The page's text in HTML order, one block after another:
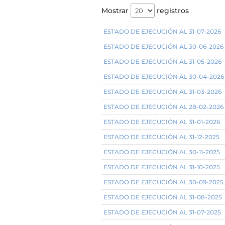
Mostrar registros
ESTADO DE EJECUCIÓN AL 31-07-2026
ESTADO DE EJECUCIÓN AL 30-06-2026
ESTADO DE EJECUCIÓN AL 31-05-2026
ESTADO DE EJECUCIÓN AL 30-04-2026
ESTADO DE EJECUCIÓN AL 31-03-2026
ESTADO DE EJECUCIÓN AL 28-02-2026
ESTADO DE EJECUCIÓN AL 31-01-2026
ESTADO DE EJECUCIÓN AL 31-12-2025
ESTADO DE EJECUCIÓN AL 30-11-2025
ESTADO DE EJECUCIÓN AL 31-10-2025
ESTADO DE EJECUCIÓN AL 30-09-2025
ESTADO DE EJECUCIÓN AL 31-08-2025
ESTADO DE EJECUCIÓN AL 31-07-2025